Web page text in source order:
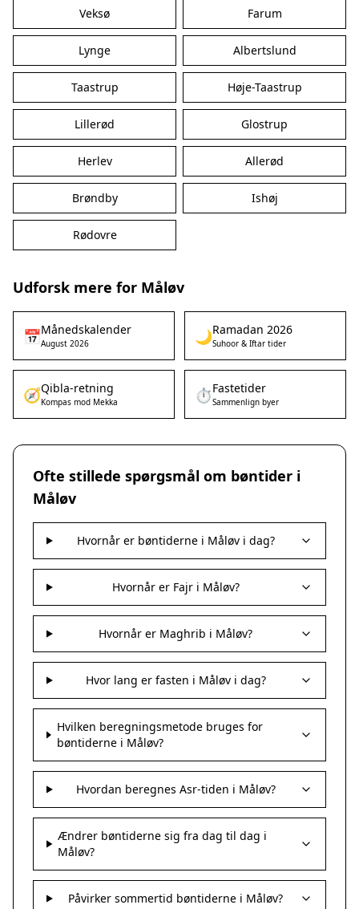
Veksø Farum
Lynge Albertslund
Taastrup Høje-Taastrup
Lillerød Glostrup
Herlev Allerød
Brøndby Ishøj
Rødovre
Udforsk mere for Måløv
📅Månedskalender
August 2026 🌙Ramadan 2026
Suhoor & Iftar tider
🧭Qibla-retning
Kompas mod Mekka ⏱️Fastetider
Sammenlign byer
Ofte stillede spørgsmål om bøntider i
Måløv
Hvornår er bøntiderne i Måløv i dag?
Hvornår er Fajr i Måløv?
Hvornår er Maghrib i Måløv?
Hvor lang er fasten i Måløv i dag?
Hvilken beregningsmetode bruges for
bøntiderne i Måløv?
Hvordan beregnes Asr-tiden i Måløv?
Ændrer bøntiderne sig fra dag til dag i
Måløv?
Påvirker sommertid bøntiderne i Måløv?